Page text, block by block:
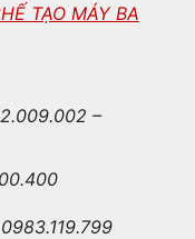
TẠO MÁY BA
–